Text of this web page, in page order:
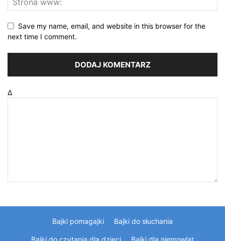
Save my name, email, and website in this browser for the
next time I comment.
Δ
Bajki pomagajki Bajki do słuchania
Bajki do czytania dla dzieci Bajki dla niemowląt